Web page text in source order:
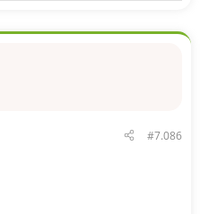
#7.086